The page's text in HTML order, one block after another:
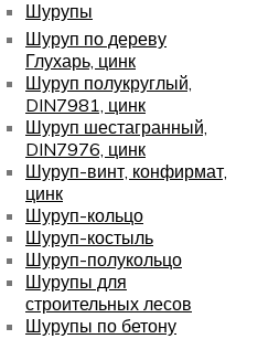
Шурупы
Шуруп по дереву
Глухарь, цинк
Шуруп полукруглый,
DIN7981, цинк
Шуруп шестагранный,
DIN7976, цинк
Шуруп-винт, конфирмат,
цинк
Шуруп-кольцо
Шуруп-костыль
Шуруп-полукольцо
Шурупы для
строительных лесов
Шурупы по бетону